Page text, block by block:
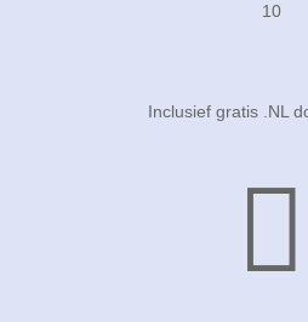
10
Inclusief gratis .NL
